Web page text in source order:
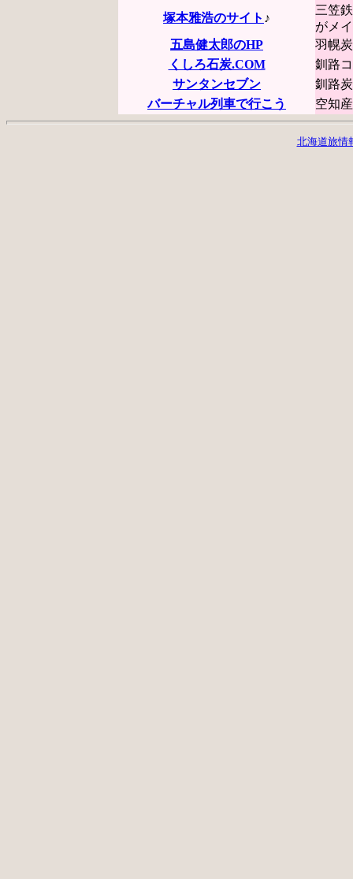
塚本雅浩のサイト ♪
三笠
がメ
五島健太郎のHP
羽幌
くしろ石炭.COM
釧路
サンタンセブン
釧路
バーチャル列車で行こう
空知
北海道旅情